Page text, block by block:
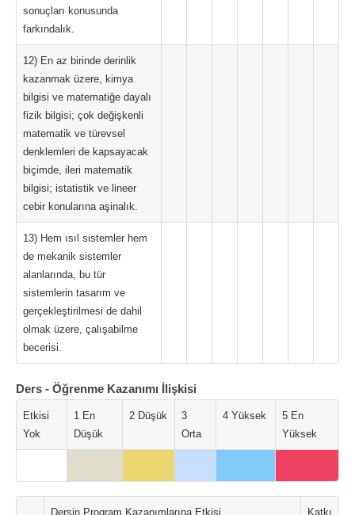
sonuçları konusunda
farkındalık.
12) En az birinde derinlik
kazanmak üzere, kimya
bilgisi ve matematiğe dayalı
fizik bilgisi; çok değişkenli
matematik ve türevsel
denklemleri de kapsayacak
biçimde, ileri matematik
bilgisi; istatistik ve lineer
cebir konularına aşinalık.
13) Hem ısıl sistemler hem
de mekanik sistemler
alanlarında, bu tür
sistemlerin tasarım ve
gerçekleştirilmesi de dahil
olmak üzere, çalışabilme
becerisi.
Ders - Öğrenme Kazanımı İlişkisi
Etkisi
Yok
1 En
Düşük
2 Düşük
3
Orta
4 Yüksek
5 En
Yüksek
Dersin Program Kazanımlarına Etkisi
Katkı